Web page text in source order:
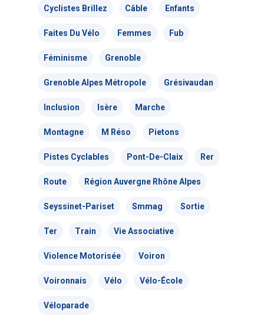
Cyclistes Brillez Câble Enfants
Faites Du Vélo Femmes Fub
Féminisme Grenoble
Grenoble Alpes Métropole Grésivaudan
Inclusion Isère Marche
Montagne M Réso Pietons
Pistes Cyclables Pont-De-Claix Rer
Route Région Auvergne Rhône Alpes
Seyssinet-Pariset Smmag Sortie
Ter Train Vie Associative
Violence Motorisée Voiron
Voironnais Vélo Vélo-École
Véloparade